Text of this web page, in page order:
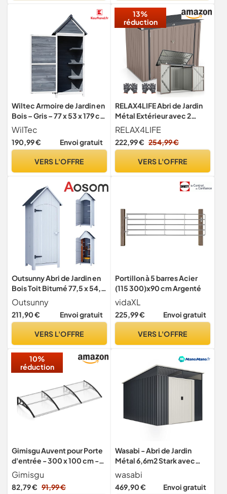
Wiltec Armoire de Jardin en
Bois – Gris – 77 x 53 x 179 cm
– avec Porte & Toit en Pente
à pignon – avec Isolation
bitumineuse – Jardinage
WilTec
190,99 € Envoi gratuit
VERS L'OFFRE
13%
réduction
RELAX4LIFE Abri de Jardin
Métal Extérieur avec 2
Grandes Portes et
Couvercle Relevable à 40°,
Remise de Stockage à
pour Poubelles Vélos Outils
RELAX4LIFE
222,99 € 254,99 €
VERS L'OFFRE
Outsunny Abri de Jardin en
Bois Toit Bitumé 77,5 x 54,2
x 179,5 cm Blanc
Outsunny
211,90 € Envoi gratuit
VERS L'OFFRE
Portillon à 5 barres Acier
(115 300)x90 cm Argenté
vidaXL
225,99 € Envoi gratuit
VERS L'OFFRE
10%
réduction
Gimisgu Auvent pour Porte
d'entrée - 300 x 100 cm -
en Polycarbonate
Transparent - 5 mm -
Support en polypropylène -
Gimisgu
82,79 € 91,99 €
Wasabi - Abri de Jardin
Métal 6,6m2 Stark avec
fenêtre - Porte coulissante
Double - Toit Plat - Cabane
extérieur - Cabanon
wasabi
469,90 € Envoi gratuit